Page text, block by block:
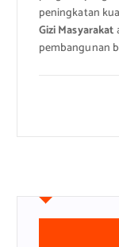
peningkatan
Gizi Masyarakat
pembangunan